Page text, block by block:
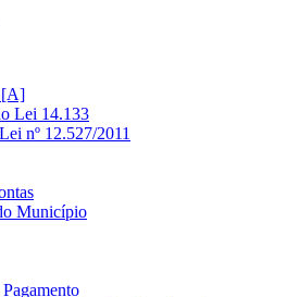
[A]
Lei 14.133
nº 12.527/2011
Município